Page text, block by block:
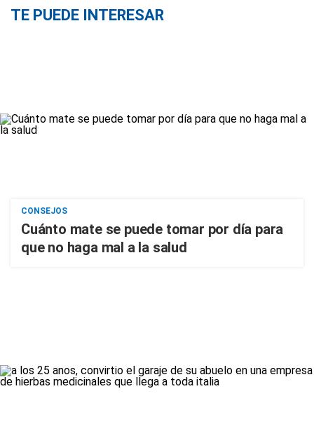
TE PUEDE INTERESAR
CONSEJOS
Cuánto mate se puede tomar por día para
que no haga mal a la salud